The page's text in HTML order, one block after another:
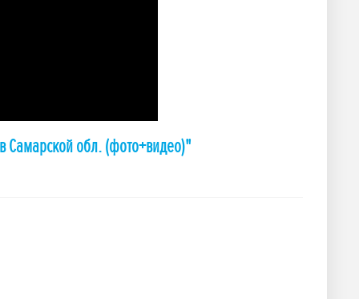
Самарской обл. (фото+видео)"